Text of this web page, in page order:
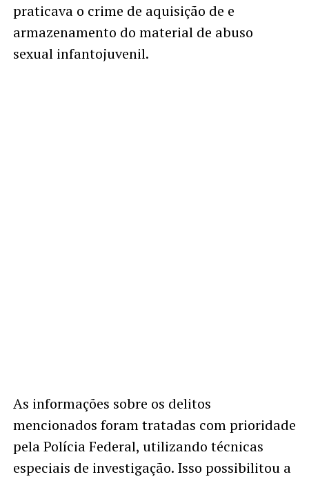
praticava o crime de aquisição de e
armazenamento do material de abuso
sexual infantojuvenil.
As informações sobre os delitos
mencionados foram tratadas com prioridade
pela Polícia Federal, utilizando técnicas
especiais de investigação. Isso possibilitou a